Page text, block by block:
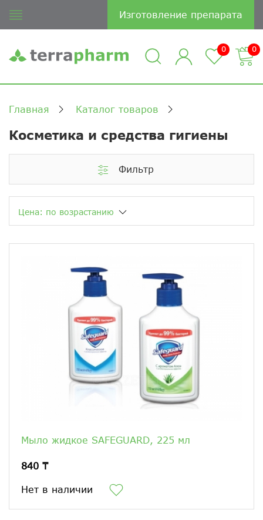
Изготовление препарата
0 0
Главная Каталог товаров
Косметика и средства гигиены
Фильтр
Цена: по возрастанию
Мыло жидкое SAFEGUARD, 225 мл
840 ₸
Нет в наличии